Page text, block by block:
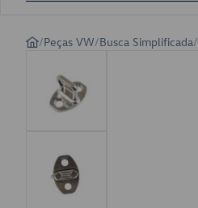
/Peças VW/Busca Simplificada/